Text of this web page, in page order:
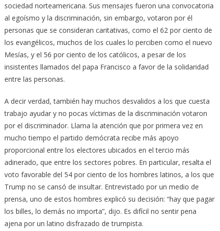
sociedad norteamericana. Sus mensajes fueron una convocatoria
al egoísmo y la discriminación, sin embargo, votaron por él
personas que se consideran caritativas, como el 62 por ciento de
los evangélicos, muchos de los cuales lo perciben como el nuevo
Mesías, y el 56 por ciento de los católicos, a pesar de los
insistentes llamados del papa Francisco a favor de la solidaridad
entre las personas.
A decir verdad, también hay muchos desvalidos a los que cuesta
trabajo ayudar y no pocas víctimas de la discriminación votaron
por el discriminador. Llama la atención que por primera vez en
mucho tiempo el partido demócrata recibe más apoyo
proporcional entre los electores ubicados en el tercio más
adinerado, que entre los sectores pobres. En particular, resalta el
voto favorable del 54 por ciento de los hombres latinos, a los que
Trump no se cansó de insultar. Entrevistado por un medio de
prensa, uno de estos hombres explicó su decisión: “hay que pagar
los billes, lo demás no importa”, dijo. Es difícil no sentir pena
ajena por un latino disfrazado de trumpista.